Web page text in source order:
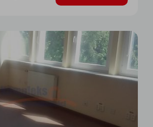
wydzielona część komunikacji - 25,8 m2.
wentylacji i klimatyzacji (brak
wywóz śmieci, internet
powierzchni wspólnych, tj. przy
x 75,00 zł = 9 150,00 zł netto + VAT. Kaucja
czynszu. Umowa najmu na
znajduje się przed budynkiem - 2
w cenie najmu kolejne 150,00 zł miesięcznie
usytuowany jest przy głównej ulicy z
do autostrady A6. Przed budynkiem
zlokalizowany jest przystanek autobusowy
Wynajmujący udostępni również taras